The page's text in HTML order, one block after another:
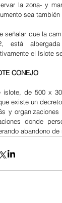
la zona- y
sea
señalar que la
está
el Islote
CONEJO
islote, de 500 x
existe un
y
donde
abandono